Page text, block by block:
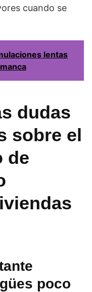
cuando se
lentas
dudas
sobre el
de
poco